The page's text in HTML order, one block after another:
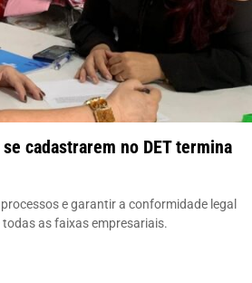
cadastrarem no DET termina
e garantir a conformidade legal
as faixas empresariais.